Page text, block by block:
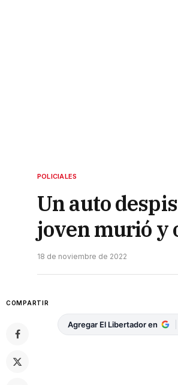
POLICIALES
Un auto
joven murió y
18 de noviembre de 2022
COMPARTIR
Agregar El Libertador en